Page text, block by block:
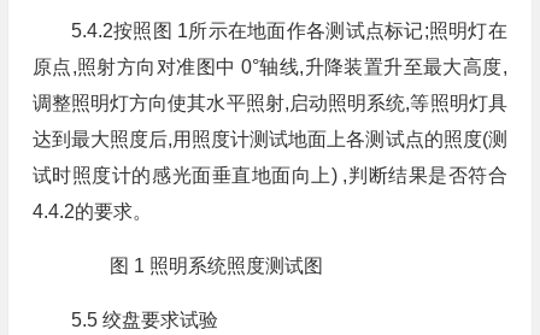
5.4.2按照图 1所示在地面作各测试点标记;照明灯在
原点,照射方向对准图中 0°轴线,升降装置升至最大高度,
调整照明灯方向使其水平照射,启动照明系统,等照明灯具
达到最大照度后,用照度计测试地面上各测试点的照度(测
试时照度计的感光面垂直地面向上) ,判断结果是否符合
4.4.2的要求。
图 1 照明系统照度测试图
5.5 绞盘要求试验